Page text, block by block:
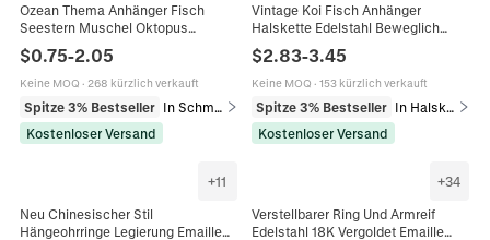
Ozean Thema Anhänger Fisch
Seestern Muschel Oktopus
Schmuckherstellung Zubehör
$0.75-2.05
Keine MOQ · 268 kürzlich verkauft
Spitze 3% Bestseller
Kostenloser Versand
Vintage Koi Fisch Anhänger
Halskette Edelstahl Beweglich
Damen
$2.83-3.45
Keine MOQ · 153 kürzlich verkauft
Spitze 3% Bestseller
Kostenloser Versand
+11
Neu Chinesischer Stil
Hängeohrringe Legierung Emaille
+34
Verstellbarer Ring Und Armreif
Edelstahl 18K Vergoldet Emaille